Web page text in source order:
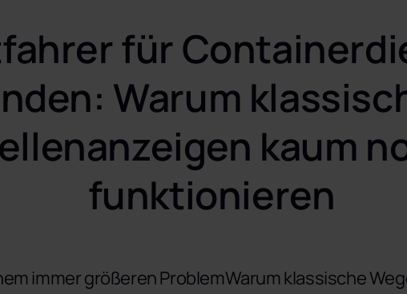
für
Warum
kaum
funktionieren
immer größeren ProblemWarum klassische